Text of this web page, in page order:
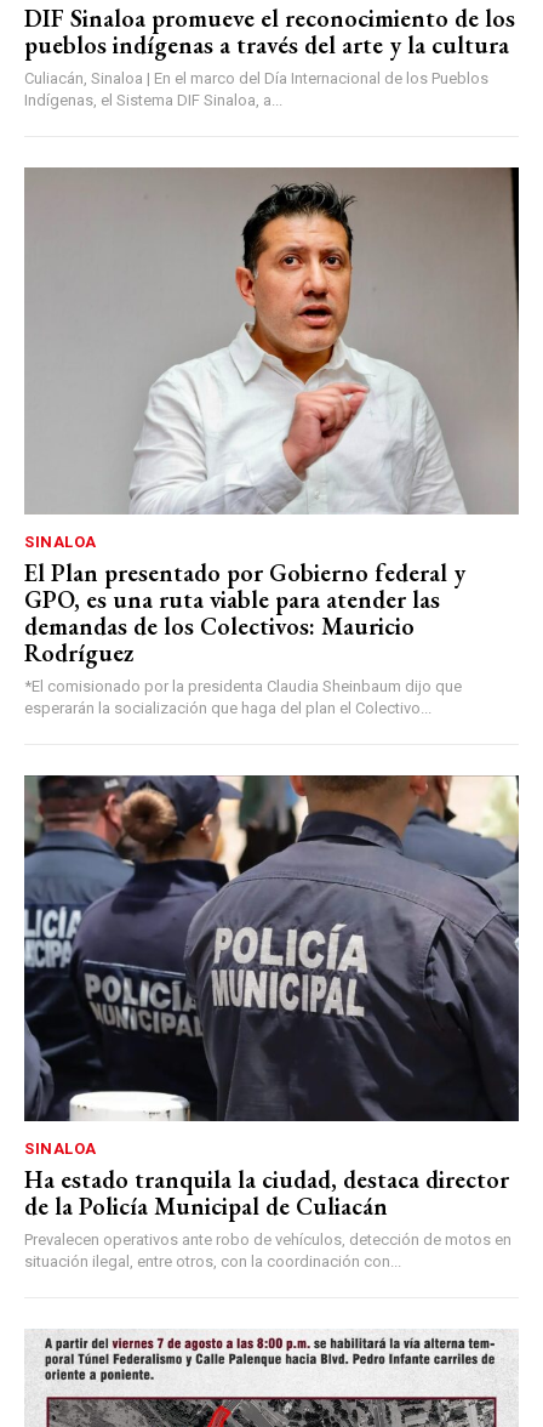
DIF Sinaloa promueve el reconocimiento de los
pueblos indígenas a través del arte y la cultura
Culiacán, Sinaloa | En el marco del Día Internacional de los Pueblos
Indígenas, el Sistema DIF Sinaloa, a...
SINALOA
El Plan presentado por Gobierno federal y
GPO, es una ruta viable para atender las
demandas de los Colectivos: Mauricio
Rodríguez
*El comisionado por la presidenta Claudia Sheinbaum dijo que
esperarán la socialización que haga del plan el Colectivo...
SINALOA
Ha estado tranquila la ciudad, destaca director
de la Policía Municipal de Culiacán
Prevalecen operativos ante robo de vehículos, detección de motos en
situación ilegal, entre otros, con la coordinación con...